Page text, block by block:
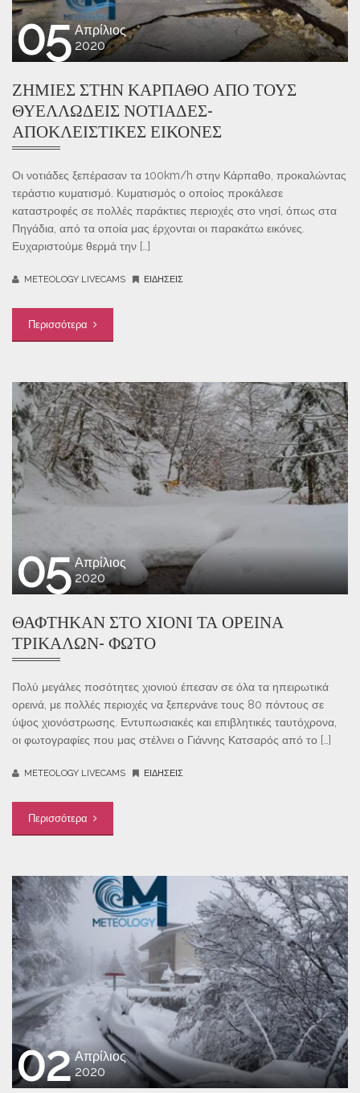
05 Απρίλιος
2020
ΖΗΜΙΈΣ ΣΤΗΝ ΚΆΡΠΑΘΟ ΑΠΌ ΤΟΥΣ
ΘΥΕΛΛΏΔΕΙΣ ΝΟΤΙΆΔΕΣ-
ΑΠΟΚΛΕΙΣΤΙΚΈΣ ΕΙΚΌΝΕΣ
Οι νοτιάδες ξεπέρασαν τα 100km/h στην Κάρπαθο, προκαλώντας
τεράστιο κυματισμό. Κυματισμός ο οποίος προκάλεσε
καταστροφές σε πολλές παράκτιες περιοχές στο νησί, όπως στα
Πηγάδια, από τα οποία μας έρχονται οι παρακάτω εικόνες.
Ευχαριστούμε θερμά την […]
METEOLOGY LIVECAMS ΕΙΔΉΣΕΙΣ
Περισσότερα
05 Απρίλιος
2020
ΘΆΦΤΗΚΑΝ ΣΤΟ ΧΙΌΝΙ ΤΑ ΟΡΕΙΝΆ
ΤΡΙΚΆΛΩΝ- ΦΩΤΌ
Πολύ μεγάλες ποσότητες χιονιού έπεσαν σε όλα τα ηπειρωτικά
ορεινά, με πολλές περιοχές να ξεπερνάνε τους 80 πόντους σε
ύψος χιονόστρωσης. Εντυπωσιακές και επιβλητικές ταυτόχρονα,
οι φωτογραφίες που μας στέλνει ο Γιάννης Κατσαρός από το […]
METEOLOGY LIVECAMS ΕΙΔΉΣΕΙΣ
Περισσότερα
02 Απρίλιος
2020